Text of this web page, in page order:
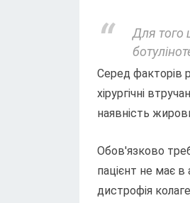
Для того
Серед факторів
хірургічні
наявність
Обов'язково
пацієнт не має в
дистрофія